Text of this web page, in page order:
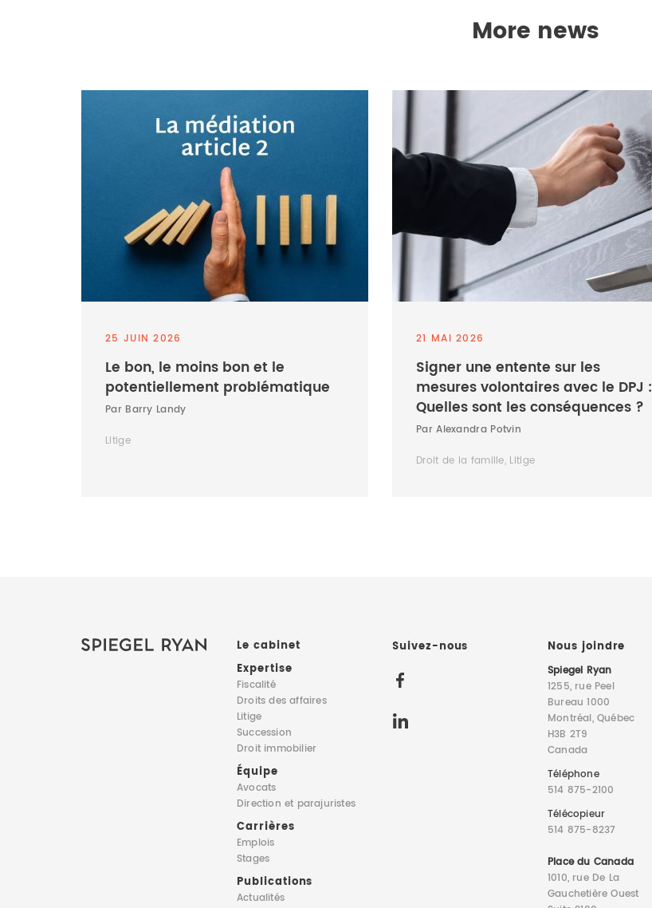
More news
25 JUIN 2026
Le bon, le moins bon et le
potentiellement problématique
Par Barry Landy
Litige
21 MAI 2026
Signer une entente sur les
mesures volontaires avec le DPJ :
Quelles sont les conséquences ?
Par Alexandra Potvin
Droit de la famille, Litige
Le cabinet
Expertise
Fiscalité
Droits des affaires
Litige
Succession
Droit immobilier
Équipe
Avocats
Directionet parajuristes
Carrières
Emplois
Stages
Publications
Actualités
Suivez-nous Nous joindre
Spiegel Ryan
1255, rue Peel
Bureau 1000
Montréal, Québec
H3B 2T9
Canada
Téléphone
514 875-2100
Télécopieur
514 875-8237
Place du Canada
1010, rue De La
Gauchetière Ouest